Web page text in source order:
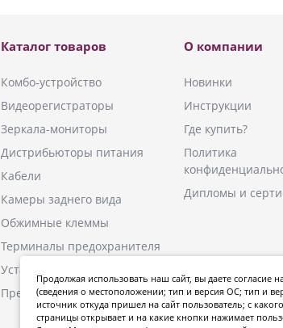
Каталог товаров
Комбо-устройство
Видеорегистраторы
Зеркала-мониторы
Дистрибьюторы питания
Кабели
Камеры заднего вида
Обжимные клеммы
Терминалы предохранителя
Установочные комплекты
Преобразователи
О компании
Новинки
Инструкции
Где купить?
Политика
Дипломы и
Продолжая использовать наш сайт, вы даете согласие
(сведения о местоположении; тип и версия ОС; тип и
источник откуда пришел на сайт пользователь; с
страницы открывает и на какие кнопки нажимает